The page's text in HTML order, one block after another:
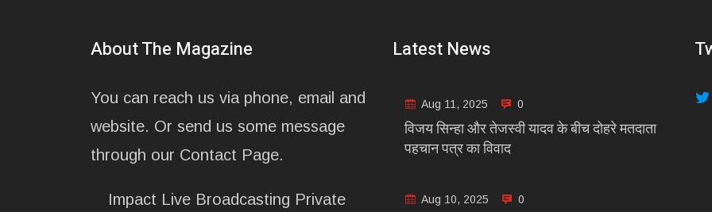
About The Magazine
You can reach us via phone, email and
website. Or send us some message
through our Contact Page.
Impact Live Broadcasting Private
Latest News
Aug 11, 2025 0
विजय सिन्हा और तेजस्वी यादव के बीच दोहरे मतदाता
पहचान पत्र का विवाद
Aug 10, 2025 0